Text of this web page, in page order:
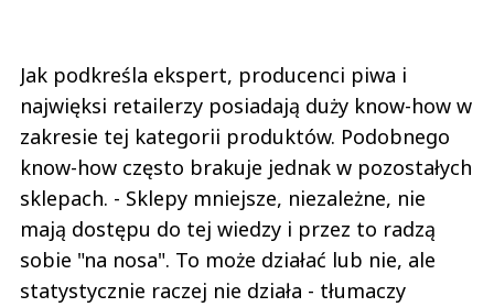
Jak podkreśla ekspert, producenci piwa i
najwięksi retailerzy posiadają duży know-how w
zakresie tej kategorii produktów. Podobnego
know-how często brakuje jednak w pozostałych
sklepach. - Sklepy mniejsze, niezależne, nie
mają dostępu do tej wiedzy i przez to radzą
sobie "na nosa". To może działać lub nie, ale
statystycznie raczej nie działa - tłumaczy